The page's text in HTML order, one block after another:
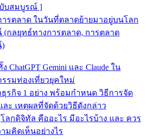
บสมบูรณ์ ]
รตลาด ในวันที่ตลาดย้ายมาอยู่บนโลก
(กลยุทธ์ทางการตลาด, การตลาด
)
ChatGPT Gemini และ Claude ใน
รมท่องเที่ยวยุคใหม่
ธุรกิจ 1 อย่าง พร้อมกำหนด วิธีการจัด
ละ เหตุผลที่จัดด้วยวิธีดังกล่าว
ลกดิจิทัล คืออะไร มีอะไรบ้าง และ ควร
มคิดเห็นอย่างไร